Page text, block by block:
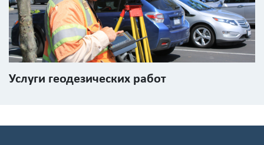
Услуги геодезических работ